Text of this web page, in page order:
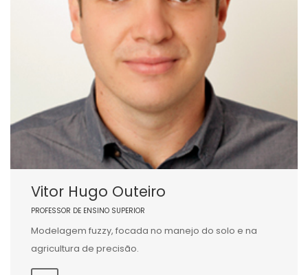
Vitor Hugo Outeiro
PROFESSOR DE ENSINO SUPERIOR
Modelagem fuzzy, focada no manejo do solo e na
agricultura de precisão.